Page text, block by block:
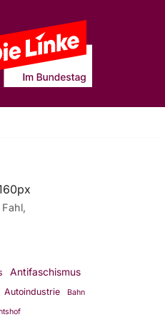
Antifaschismus
Autoindustrie Bahn